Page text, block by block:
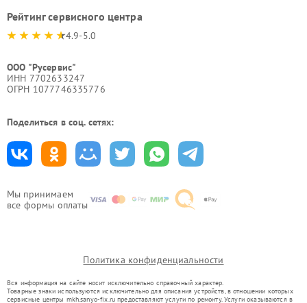
Мы принимаем
все формы оплаты
Рейтинг сервисного центра
4.9-5.0
ООО "Русервис"
ИНН 7702633247
ОГРН 1077746335776
Поделиться в соц. сетях:
Политика конфиденциальности
Вся информация на сайте носит исключительно справочный характер.
Товарные знаки используются исключительно для описания устройств, в отношении которых
сервисные центры mkh.sanyo-fix.ru предоставляют услуги по ремонту. Услуги оказываются в